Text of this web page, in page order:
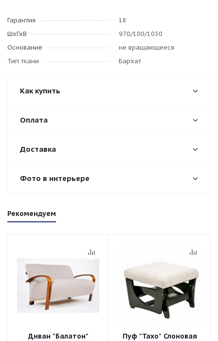
Гарантия
18
ШхГхВ
970/100/1030
Основание
не вращающееся
Тип ткани
Бархат
Как купить
Оплата
Доставка
Фото в интерьере
Рекомендуем
Диван "Балатон"
Пуф "Тахо" Слоновая